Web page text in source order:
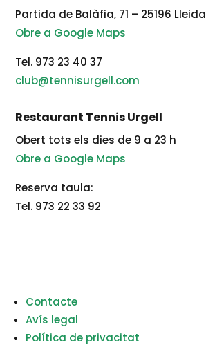
Partida de Balàfia, 71 – 25196 Lleida
Obre a Google Maps
Tel. 973 23 40 37
club@tennisurgell.com
Restaurant Tennis Urgell
Obert tots els dies de 9 a 23 h
Obre a Google Maps
Reserva taula:
Tel. 973 22 33 92
Contacte
Avís legal
Política de privacitat